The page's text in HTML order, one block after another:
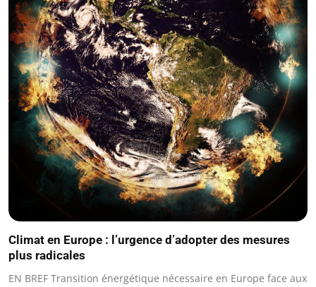
Climat en Europe : l’urgence d’adopter des mesures
plus radicales
EN BREF Transition énergétique nécessaire en Europe face aux